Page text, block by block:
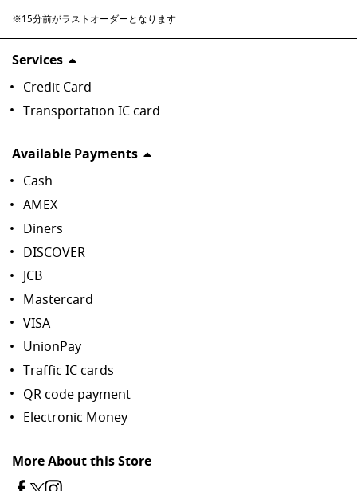
※15分前がラストオーダーとなります
Services
Credit Card
Transportation IC card
Available Payments
Cash
AMEX
Diners
DISCOVER
JCB
Mastercard
VISA
UnionPay
Traffic IC cards
QR code payment
Electronic Money
More About this Store